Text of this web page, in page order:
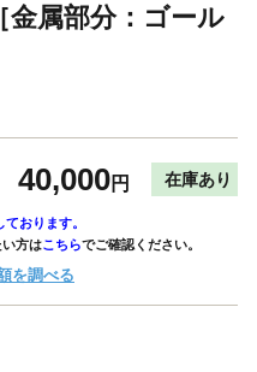
金属部分：ゴール
40,000円 在庫あり
ております。
い方はこちらでご確認ください。
を調べる